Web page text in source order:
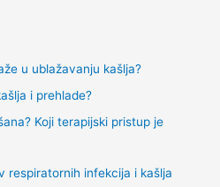
u ublažavanju kašlja?
i prehlade?
Koji terapijski pristup je
respiratornih infekcija i kašlja